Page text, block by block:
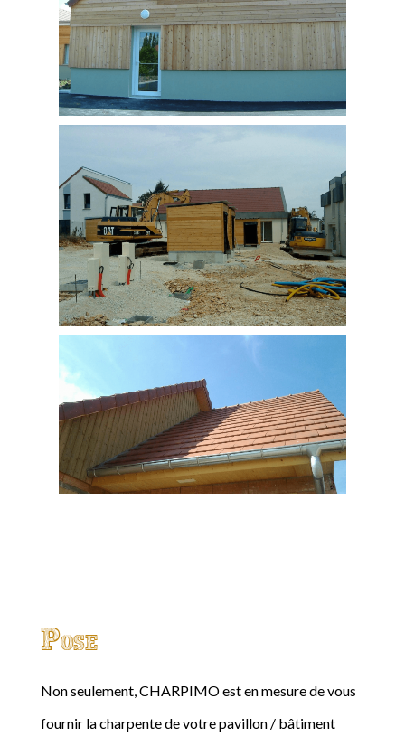
Pose
Non seulement, CHARPIMO est en mesure de vous
fournir la charpente de votre pavillon / bâtiment